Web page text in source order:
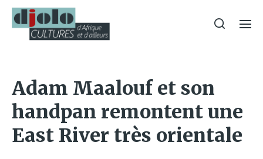
Adam Maalouf et son
handpan remontent une
East River très orientale